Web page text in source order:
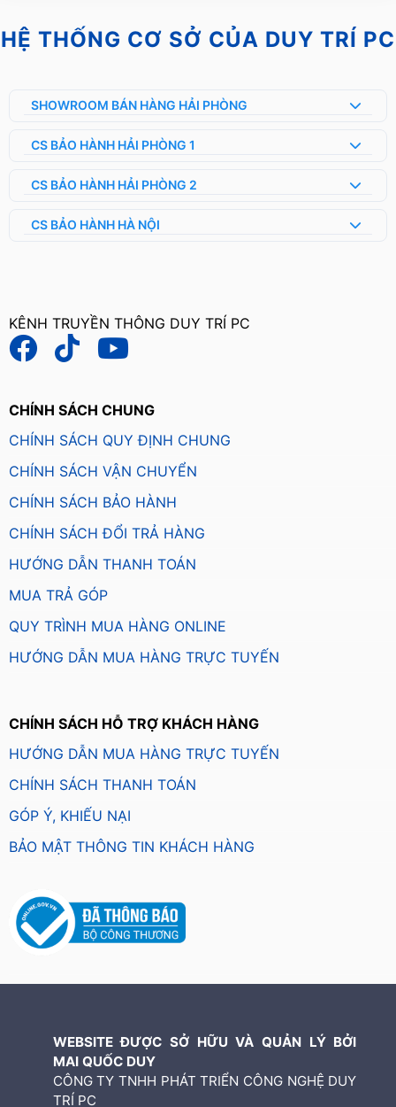
HỆ THỐNG CƠ SỞ CỦA DUY TRÍ PC
SHOWROOM BÁN HÀNG HẢI PHÒNG
CS BẢO HÀNH HẢI PHÒNG 1
CS BẢO HÀNH HẢI PHÒNG 2
CS BẢO HÀNH HÀ NỘI
KÊNH TRUYỀN THÔNG DUY TRÍ PC
CHÍNH SÁCH CHUNG
CHÍNH SÁCH QUY ĐỊNH CHUNG
CHÍNH SÁCH VẬN CHUYỂN
CHÍNH SÁCH BẢO HÀNH
CHÍNH SÁCH ĐỔI TRẢ HÀNG
HƯỚNG DẪN THANH TOÁN
MUA TRẢ GÓP
QUY TRÌNH MUA HÀNG ONLINE
HƯỚNG DẪN MUA HÀNG TRỰC TUYẾN
CHÍNH SÁCH HỖ TRỢ KHÁCH HÀNG
HƯỚNG DẪN MUA HÀNG TRỰC TUYẾN
CHÍNH SÁCH THANH TOÁN
GÓP Ý, KHIẾU NẠI
BẢO MẬT THÔNG TIN KHÁCH HÀNG
WEBSITE ĐƯỢC SỞ HỮU VÀ QUẢN LÝ BỞI
MAI QUỐC DUY
CÔNG TY TNHH PHÁT TRIỂN CÔNG NGHỆ DUY
TRÍ PC